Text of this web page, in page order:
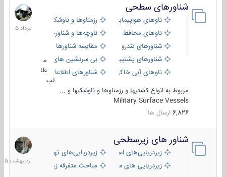
شناورهای سطحی
ناوهای هواپیمابر و بالگرد بررزمناوها و ناوشکن‌ها
ناوهای محافظ
ناوچه‌ها و شناورهای گشتی
شناورهای تندرو
مقایسه شناورها
شناورهای پشتیبانی
بی سرنشین های دریایی
ناوهای آبی خاکی و نیروبرشناورهای اطلاعاتی و جاسوسی
م
طا
لب
مربوط به انواع کشتیها و رزمناوها و ناوشکنها و ...
Military Surface Vessels
6,826 ارسال ها
2
مرداد
شناور های زیرسطحی
زیردریایی‌های استراتژیک زیردریایی‌های تهاجمی
زیردریایی های سبک
مباحث متفرقه زیرسطحی
31
1405